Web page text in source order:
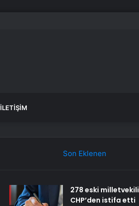
İLETIŞIM
Son Eklenen
278 eski milletvekili
CHP’den istifa etti